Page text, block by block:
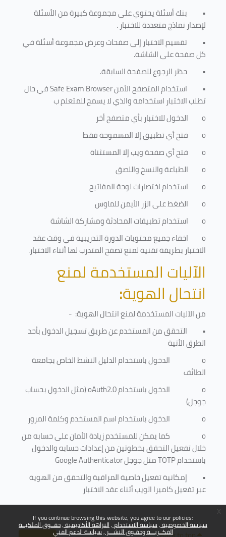
If you continue browsing this website, you agree to our policies:
سياسة الخصوصية سياسة الاستخدام النزاهة الأكاديمية حقــوق الملكيــة
الفكــريـــة وحقـوق النشـــر سياسة الدعم الفني
• بنك أسئلة يحتوي على مجموعة كبيرة من الأسئلة
لإصدار نماذج متعددة للاختبار.
• تقسيم الاختبار إلى صفحات وعرض مجموعة أسئلة في
كل صفحة على الشاشة.
• حظر الرجوع للصفحة السابقة.
• استخدام المتصفح الأمنSafe Exam Browserفي حال
تطلب الاختبار استخدامه والذي لا يسمح للمتعلم ب
o
الدخول للاختبار بأي متصفح أخر
o
فتح أي تطبيق إلا المسموحة فقط
o
فتح أي صفحة ويب إلا المستثناة
o
الطباعة والنسخ واللصق
o
استخدام اختصارات لوحة المفاتيح
o
الضغط على الزر الأيمن للماوس
o
استخدام تطبيقات المحادثة ومشاركة الشاشة
o
اخفاء جميع محتويات الدورة التدريبية في وقت عقد
الاختبار بطريقة تقنية لمنع تصفح المتدرب لها أثناء الاختبار.
الآليات المستخدمة لمنع
انتحال الهوية:
من الآليات المستخدمة لمنعانتحال الهوية: -
• التحقق من المستخدم عن طريق تسجيل الدخول بأحد
الطرق الأتية
o
الدخول باستخدام الدليل النشط الخاص بجامعة
الطائف
o
الدخول باستخدامoAuth2.0(مثل الدخول بحساب
جوجل)
o
الدخول باستخدام اسم المستخدم وكلمة المرور
o
كما يمكن للمستخدم زيادة الأمان على حسابه من
خلال تفعيل التحقق بخطوتين من إعدادات حسابه والدخول
باستخدامTOTPمثل جوجلGoogle Authenticator
• إمكانية تفعيل خاصية المراقبة والتحقق من الهوية
عبر تفعيل كاميرا الويب أثناء عقد الاختبار